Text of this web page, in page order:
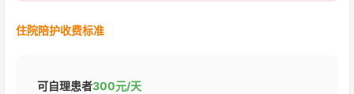
住院陪护收费标准
可自理患者300元/天